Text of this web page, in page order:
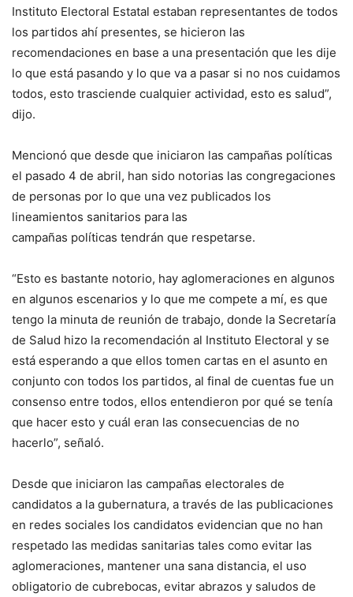
Instituto Electoral Estatal estaban representantes de todos
los partidos ahí presentes, se hicieron las
recomendaciones en base a una presentación que les dije
lo que está pasando y lo que va a pasar si no nos cuidamos
todos, esto trasciende cualquier actividad, esto es salud”,
dijo.
Mencionó que desde que iniciaron las campañas políticas
el pasado 4 de abril, han sido notorias las congregaciones
de personas por lo que una vez publicados los
lineamientos sanitarios para las
campañas políticas tendrán que respetarse.
“Esto es bastante notorio, hay aglomeraciones en algunos
en algunos escenarios y lo que me compete a mí, es que
tengo la minuta de reunión de trabajo, donde la Secretaría
de Salud hizo la recomendación al Instituto Electoral y se
está esperando a que ellos tomen cartas en el asunto en
conjunto con todos los partidos, al final de cuentas fue un
consenso entre todos, ellos entendieron por qué se tenía
que hacer esto y cuál eran las consecuencias de no
hacerlo”, señaló.
Desde que iniciaron las campañas electorales de
candidatos a la gubernatura, a través de las publicaciones
en redes sociales los candidatos evidencian que no han
respetado las medidas sanitarias tales como evitar las
aglomeraciones, mantener una sana distancia, el uso
obligatorio de cubrebocas, evitar abrazos y saludos de